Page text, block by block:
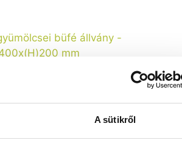
A sütikről